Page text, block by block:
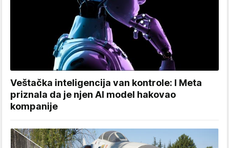
Veštačka inteligencija van kontrole: I Meta
priznala da je njen AI model hakovao
kompanije